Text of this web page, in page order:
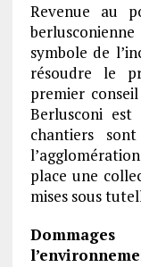
Revenue au
symbole de
résoudre le
premier
Berlusconi
chantiers
place une
mises sous